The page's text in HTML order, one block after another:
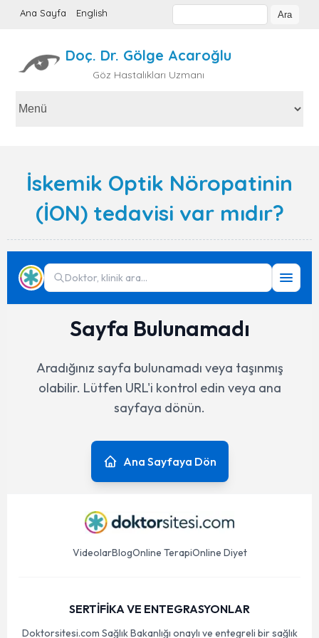
Ana Sayfa English
Doç. Dr. Gölge Acaroğlu
Göz Hastalıkları Uzmanı
İskemik Optik Nöropatinin
(İON) tedavisi var mıdır?